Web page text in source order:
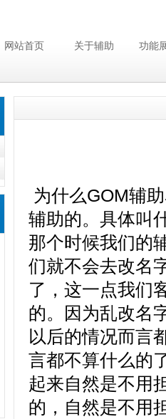
网站首页 关于辅助 功能
为什么GOM辅
辅助的。具体叫
那个时候我们的
们就不会去改名
了，这一点我们
的。因为乱改名
以后的情况而言
言都不算什么的
起来自然是不用
的，自然是不用